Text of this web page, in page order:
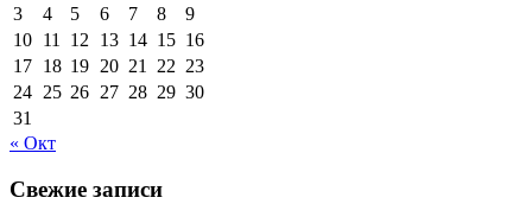
3
4 5 6 7 8
9
10 11 12 13 14 15 16
17 18 19 20 21 22 23
24 25 26 27 28 29 30
31
« Окт
Свежие записи